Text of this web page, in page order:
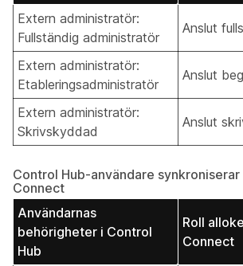
Extern administratör:
Fullständig administratör
Anslut
Extern administratör:
Etableringsadministratör
Anslut
Extern administratör:
Skrivskyddad
Anslut
Control Hub-användare synkroniserar
Connect
Användarnas
behörigheter i Control
Hub
Roll
Connect